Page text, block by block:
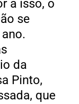
a isso, o
se
da
Pinto,
que